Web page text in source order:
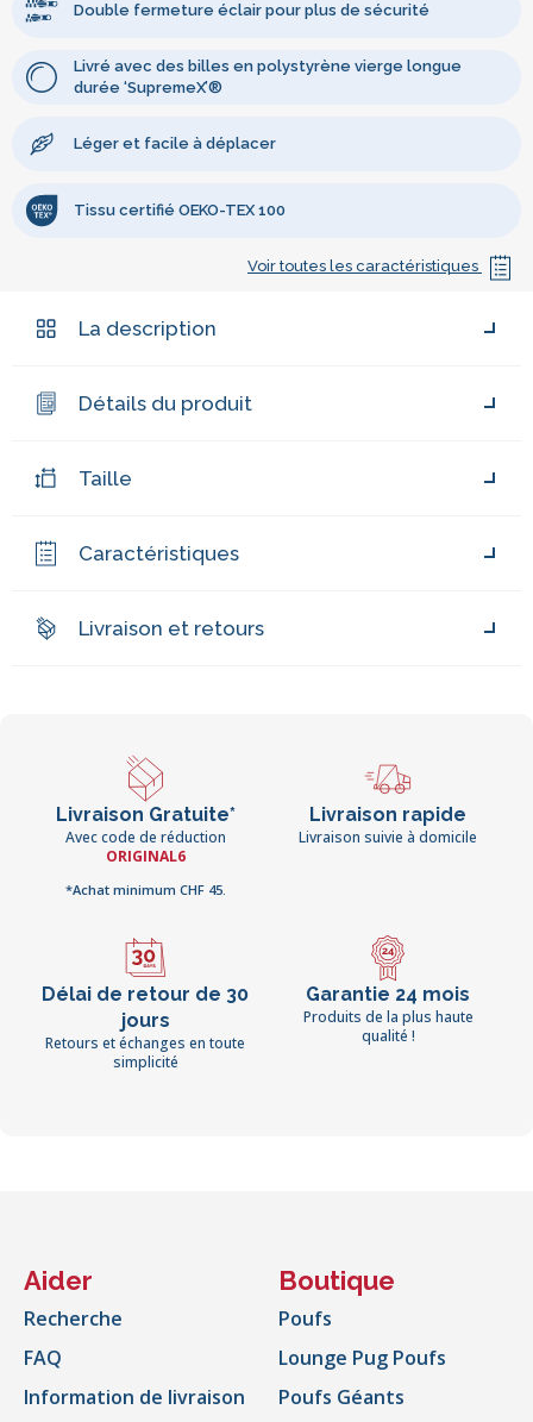
Double fermeture éclair pour plus de sécurité
Livré avec des billes en polystyrène vierge longue
durée ‘SupremeX’®
Léger et facile à déplacer
Tissu certifié OEKO-TEX 100
Voir toutes les caractéristiques
La description
Détails du produit
Taille
Caractéristiques
Livraison et retours
Livraison Gratuite*
Avec code de réduction
ORIGINAL6
*Achat minimum CHF 45.
Livraison rapide
Livraison suivie à domicile
Délai de retour de 30
jours
Retours et échanges en toute
simplicité
Garantie 24 mois
Produits de la plus haute
qualité !
Aider
Recherche
FAQ
Information de livraison
Boutique
Poufs
Lounge Pug Poufs
Poufs Géants